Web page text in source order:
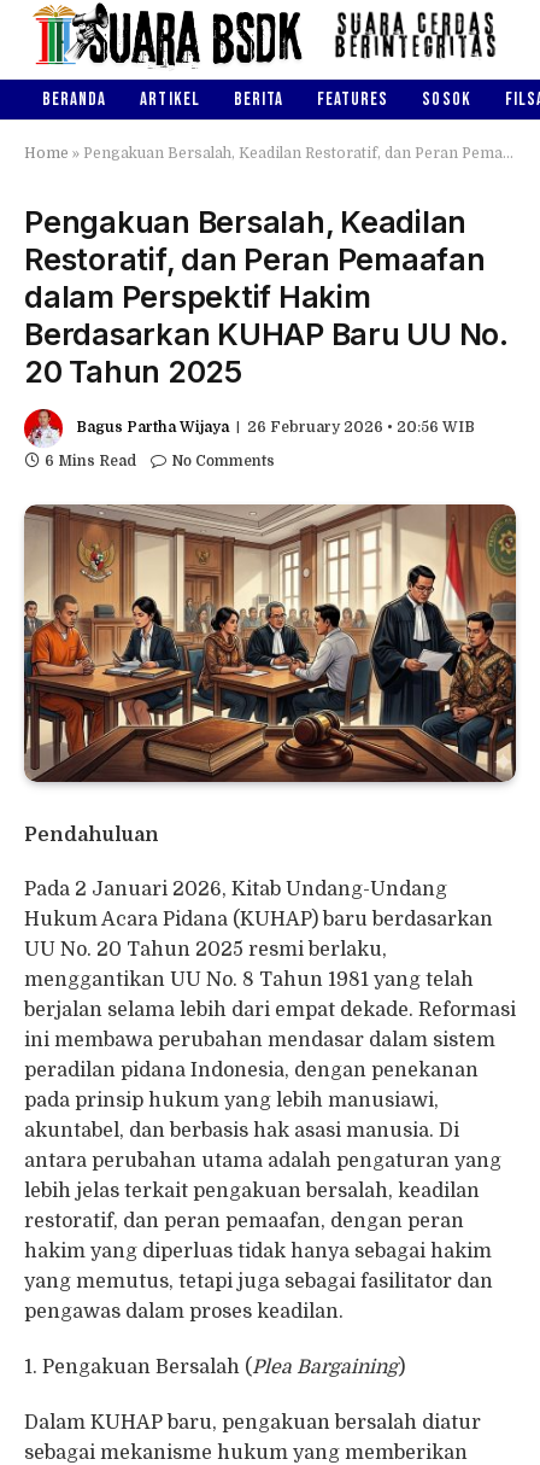
BERANDA ARTIKEL BERITA FEATURES SOSOK
Home » Pengakuan Bersalah, Keadilan Restoratif, dan Peran Pemaafan dalam Perspektif Hakim Berdasarkan KUHAP Baru UU No. 20 Tahun 2025
Pengakuan Bersalah, Keadilan
Restoratif, dan Peran Pemaafan
dalam Perspektif Hakim
Berdasarkan KUHAP Baru UU No.
20 Tahun 2025
Bagus Partha Wijaya
26 February 2026 • 20:56 WIB
6 Mins Read
No Comments
Pendahuluan
Pada 2 Januari 2026, Kitab Undang-Undang
Hukum Acara Pidana (KUHAP) baru berdasarkan
UU No. 20 Tahun 2025 resmi berlaku,
menggantikan UU No. 8 Tahun 1981 yang telah
berjalan selama lebih dari empat dekade. Reformasi
ini membawa perubahan mendasar dalam sistem
peradilan pidana Indonesia, dengan penekanan
pada prinsip hukum yang lebih manusiawi,
akuntabel, dan berbasis hak asasi manusia. Di
antara perubahan utama adalah pengaturan yang
lebih jelas terkait pengakuan bersalah, keadilan
restoratif, dan peran pemaafan, dengan peran
hakim yang diperluas tidak hanya sebagai hakim
yang memutus, tetapi juga sebagai fasilitator dan
pengawas dalam proses keadilan.
1. Pengakuan Bersalah (Plea Bargaining)
Dalam KUHAP baru, pengakuan bersalah diatur
sebagai mekanisme hukum yang memberikan